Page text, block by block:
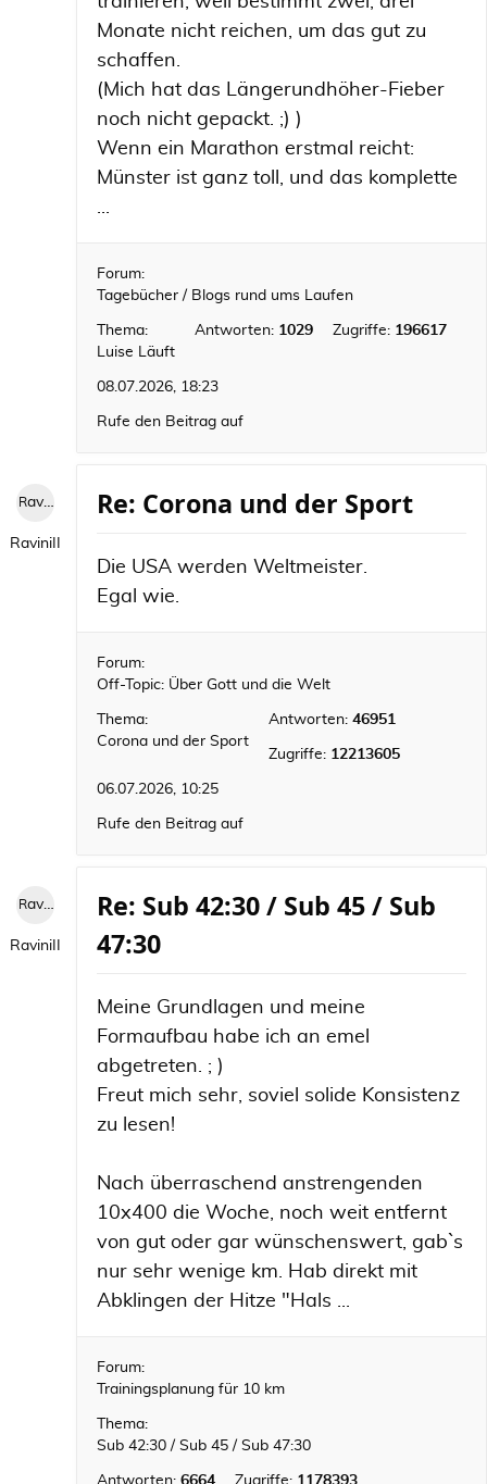
Monate nicht reichen, um das gut zu
schaffen.
(Mich hat das Längerundhöher-Fieber
noch nicht gepackt. ;) )
Wenn ein Marathon erstmal reicht:
Münster ist ganz toll, und das komplette
...
Forum:
Tagebücher / Blogs rund ums Laufen
Thema:
Luise Läuft
Antworten: 1029 Zugriffe: 196617
08.07.2026, 18:23
Rufe den Beitrag auf
RaviniII
RaviniII
Re: Corona und der Sport
Die USA werden Weltmeister.
Egal wie.
Forum:
Off-Topic: Über Gott und die Welt
Thema:
Corona und der Sport
Antworten: 46951
Zugriffe: 12213605
06.07.2026, 10:25
Rufe den Beitrag auf
RaviniII
RaviniII
Re: Sub 42:30 / Sub 45 / Sub
47:30
Meine Grundlagen und meine
Formaufbau habe ich an emel
abgetreten. ; )
Freut mich sehr, soviel solide Konsistenz
zu lesen!
Nach überraschend anstrengenden
10x400 die Woche, noch weit entfernt
von gut oder gar wünschenswert, gabˋs
nur sehr wenige km. Hab direkt mit
Abklingen der Hitze "Hals ...
Forum:
Trainingsplanung für 10 km
Thema:
Sub 42:30 / Sub 45 / Sub 47:30
Antworten: 6664 Zugriffe: 1178393